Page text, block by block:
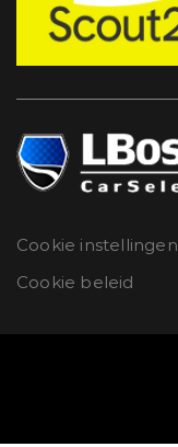
Cookie instellingen
Cookie beleid